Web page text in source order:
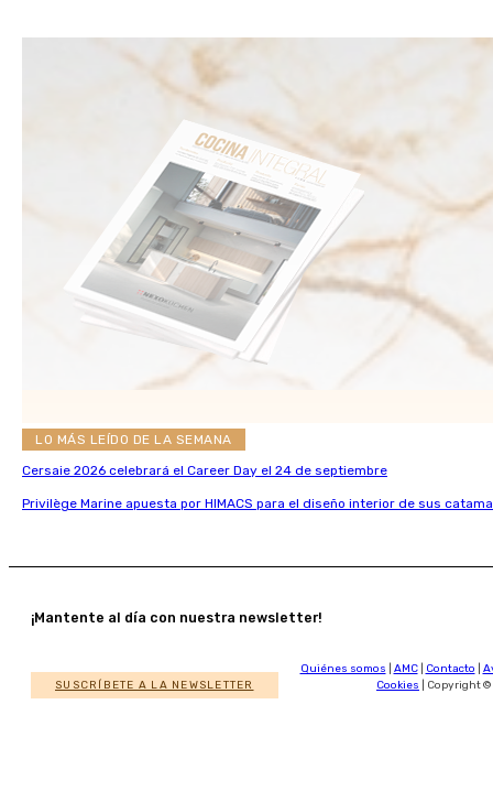
LO MÁS LEÍDO DE LA SEMANA
Cersaie 2026 celebrará el Career Day el 24 de septiembre
Privilège Marine apuesta por HIMACS para el diseño interior de sus
¡Mantente al día con nuestra newsletter!
SUSCRÍBETE A LA NEWSLETTER
Quiénes somos AMC| Contacto
Cookies | Copyright